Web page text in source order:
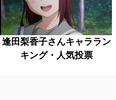
逢田梨香子さんキャララン
キング・人気投票